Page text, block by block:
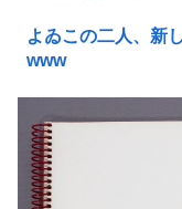
よゐこの二人、新
www